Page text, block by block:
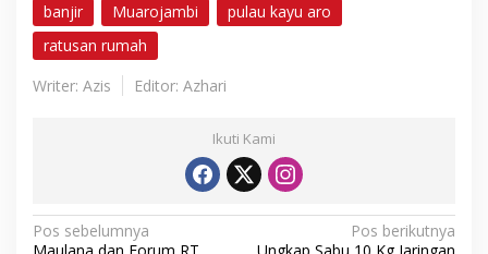
banjir Muarojambi
pulau kayu aro
ratusan rumah
Writer: Azis
Editor: Azhari
Ikuti Kami
N
Pos sebelumnya
Pos berikutnya